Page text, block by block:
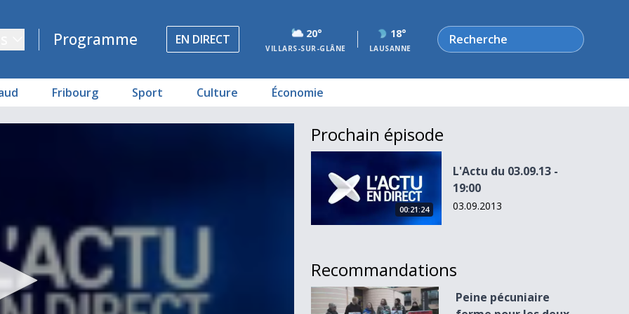
Programme EN DIRECT 20°
VILLARS-SUR-GLÂNE
18°
LAUSANNE
Rechercher
Fribourg Sport Culture Économie
Prochain épisode
L&#039;Actu du 03.09.13 - 19:00
00:21:24
L'Actu du 03.09.13 -
19:00
03.09.2013
Recommandations
Peine pécuniaire ferme pour les deux antispecistes
Peine pécuniaire